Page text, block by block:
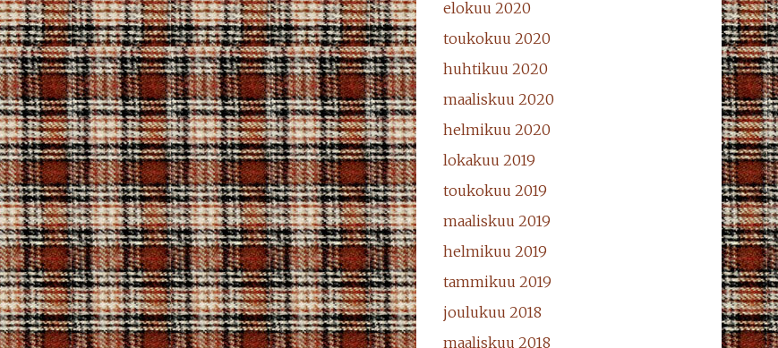
elokuu 2020
toukokuu 2020
huhtikuu 2020
maaliskuu 2020
helmikuu 2020
lokakuu 2019
toukokuu 2019
maaliskuu 2019
helmikuu 2019
tammikuu 2019
joulukuu 2018
maaliskuu 2018